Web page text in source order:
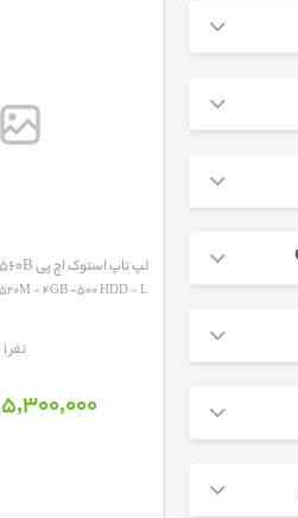
لپ تاپ استوک اچ پی HP ProBook 6560B
- 4GB -500 HDD - L...
1 نفر
5٬300٬000 تومان